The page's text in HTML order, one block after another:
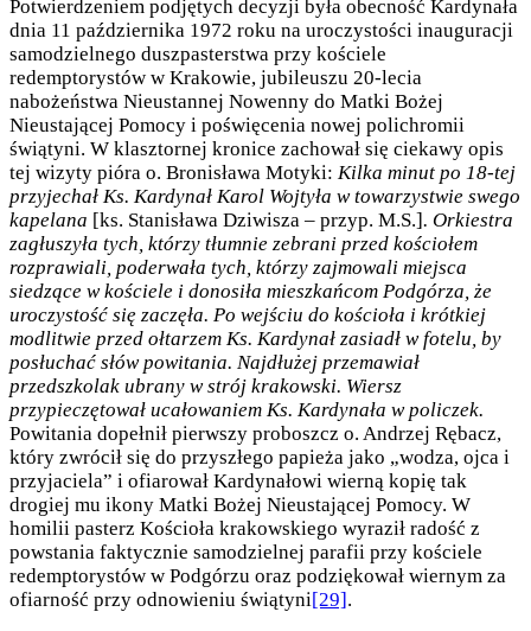
Potwierdzeniem podjętych decyzji była obecność Kardynała
dnia 11 października 1972 roku na uroczystości inauguracji
samodzielnego duszpasterstwa przy kościele
redemptorystów w Krakowie, jubileuszu 20-lecia
nabożeństwa Nieustannej Nowenny do Matki Bożej
Nieustającej Pomocy i poświęcenia nowej polichromii
świątyni. W klasztornej kronice zachował się ciekawy opis
tej wizyty pióra o. Bronisława Motyki: Kilka minut po 18-tej
przyjechał Ks. Kardynał Karol Wojtyła w towarzystwie swego
kapelana [ks. Stanisława Dziwisza – przyp. M.S.]. Orkiestra
zagłuszyła tych, którzy tłumnie zebrani przed kościołem
rozprawiali, poderwała tych, którzy zajmowali miejsca
siedzące w kościele i donosiła mieszkańcom Podgórza, że
uroczystość się zaczęła. Po wejściu do kościoła i krótkiej
modlitwie przed ołtarzem Ks. Kardynał zasiadł w fotelu, by
posłuchać słów powitania. Najdłużej przemawiał
przedszkolak ubrany w strój krakowski. Wiersz
przypieczętował ucałowaniem Ks. Kardynała w policzek.
Powitania dopełnił pierwszy proboszcz o. Andrzej Rębacz,
który zwrócił się do przyszłego papieża jako „wodza, ojca i
przyjaciela” i ofiarował Kardynałowi wierną kopię tak
drogiej mu ikony Matki Bożej Nieustającej Pomocy. W
homilii pasterz Kościoła krakowskiego wyraził radość z
powstania faktycznie samodzielnej parafii przy kościele
redemptorystów w Podgórzu oraz podziękował wiernym za
ofiarność przy odnowieniu świątyni[29].